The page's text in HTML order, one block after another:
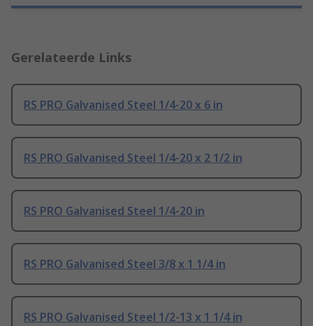
Gerelateerde Links
RS PRO Galvanised Steel 1/4-20 x 6 in
RS PRO Galvanised Steel 1/4-20 x 2 1/2 in
RS PRO Galvanised Steel 1/4-20 in
RS PRO Galvanised Steel 3/8 x 1 1/4 in
RS PRO Galvanised Steel 1/2-13 x 1 1/4 in